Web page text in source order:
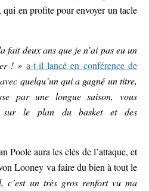
qui en profite pour envoyer un tacle
fait deux ans que je n’ai pas eu un
! » a-t-il lancé en conférence de
quelqu’un qui a gagné un titre,
par une longue saison, vous
sur le plan du basket et des
Poole aura les clés de l’attaque, et
Looney va faire du bien à tout le
c’est un très gros renfort vu ma